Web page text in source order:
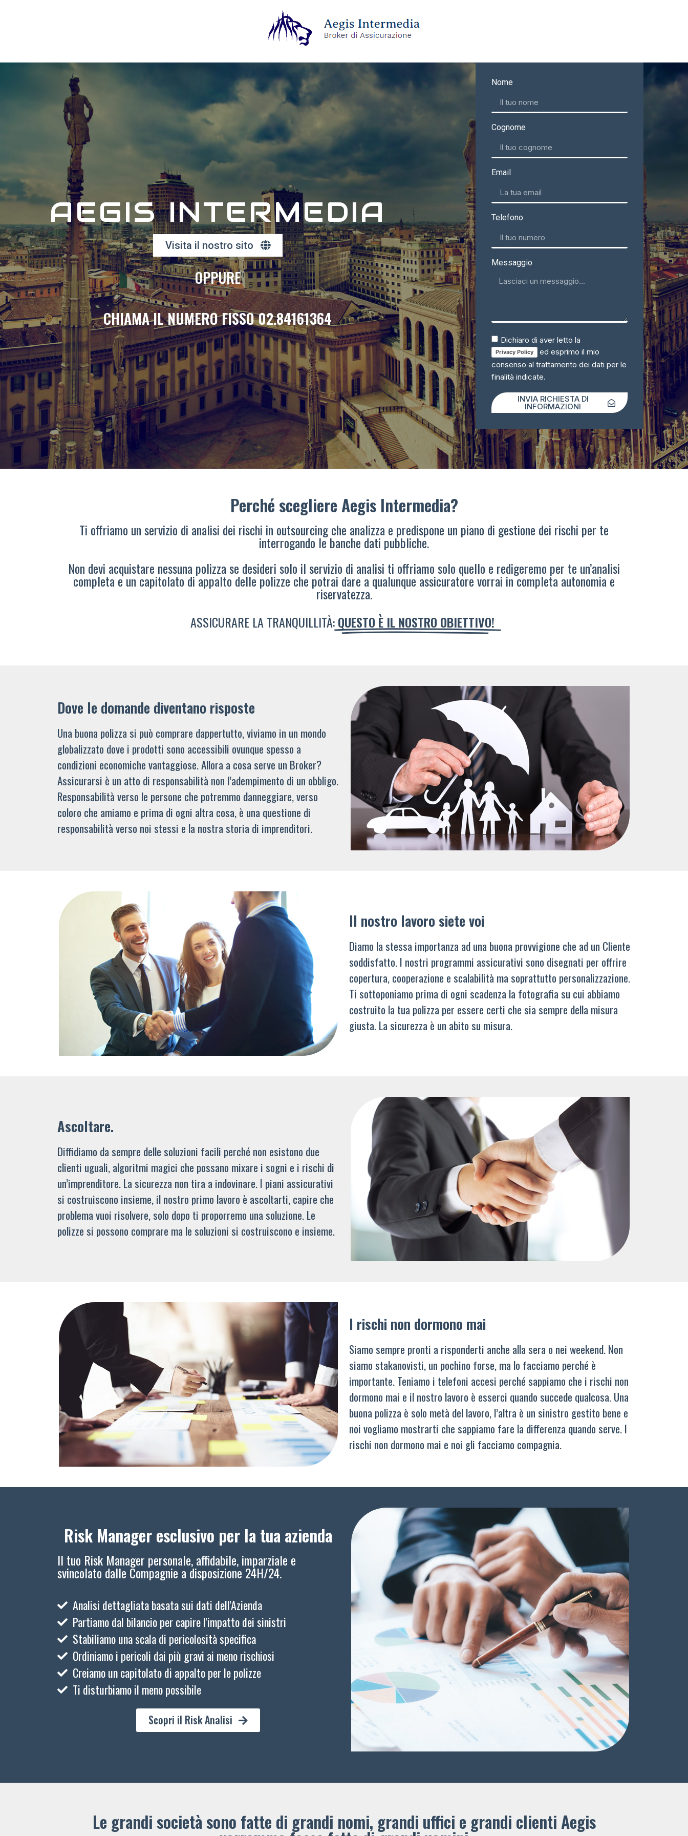
AEGIS INTERMEDIA
Visita il nostro sito
OPPURE
CHIAMA IL NUMERO FISSO 02.84161364
Nome
Cognome
Email
Telefono
Messaggio
Dichiaro di aver letto la
Privacy Policy
ed esprimo il mio
consenso al trattamento dei dati per le
finalità indicate.
INVIA RICHIESTA DI
INFORMAZIONI
Perché scegliere Aegis Intermedia?
Ti offriamo un servizio di analisi dei rischi in outsourcing che analizza e predispone un piano di gestione dei rischi per te
interrogando le banche dati pubbliche.
Non devi acquistare nessuna polizza se desideri solo il servizio di analisi ti offriamo solo quello e redigeremo per te un’analisi
completa e un capitolato di appalto delle polizze che potrai dare a qualunque assicuratore vorrai in completa autonomia e
riservatezza.
ASSICURARE LA TRANQUILLITÀ:QUESTO È IL NOSTRO OBIETTIVO!
Dove le domande diventano risposte
Una buona polizza si può comprare dappertutto, viviamo in un mondo
globalizzato dove i prodotti sono accessibili ovunque spesso a
condizioni economiche vantaggiose. Allora a cosa serve un Broker?
Assicurarsi è un atto di responsabilità non l’adempimento di un obbligo.
Responsabilità verso le persone che potremmo danneggiare, verso
coloro che amiamo e prima di ogni altra cosa, è una questione di
responsabilità verso noi stessi e la nostra storia di imprenditori.
Il nostro lavoro siete voi
Diamo la stessa importanza ad una buona provvigione che ad un Cliente
soddisfatto. I nostri programmi assicurativi sono disegnati per offrire
copertura, cooperazione e scalabilità ma soprattutto personalizzazione.
Ti sottoponiamo prima di ogni scadenza la fotografia su cui abbiamo
costruito la tua polizza per essere certi che sia sempre della misura
giusta. La sicurezza è un abito su misura.
Ascoltare.
Diffidiamo da sempre delle soluzioni facili perché non esistono due
clienti uguali, algoritmi magici che possano mixare i sogni e i rischi di
un’imprenditore. La sicurezza non tira a indovinare. I piani assicurativi
si costruiscono insieme, il nostro primo lavoro è ascoltarti, capire che
problema vuoi risolvere, solo dopo ti proporremo una soluzione. Le
polizze si possono comprare ma le soluzioni si costruiscono e insieme.
I rischi non dormono mai
Siamo sempre pronti a risponderti anche alla sera o nei weekend. Non
siamo stakanovisti, un pochino forse, ma lo facciamo perché è
importante. Teniamo i telefoni accesi perché sappiamo che i rischi non
dormono mai e il nostro lavoro è esserci quando succede qualcosa. Una
buona polizza è solo metà del lavoro, l’altra è un sinistro gestito bene e
noi vogliamo mostrarti che sappiamo fare la differenza quando serve. I
rischi non dormono mai e noi gli facciamo compagnia.
Risk Manager esclusivo per la tua azienda
Il tuo Risk Manager personale, affidabile, imparziale e
svincolato dalle Compagnie a disposizione 24H/24.
Analisi dettagliata basata sui dati dell'Azienda
Partiamo dal bilancio per capire l'impatto dei sinistri
Stabiliamo una scala di pericolosità specifica
Ordiniamo i pericoli dai più gravi ai meno rischiosi
Creiamo un capitolato di appalto per le polizze
Ti disturbiamo il meno possibile
Scopri il Risk Analisi
Le grandi società sono fatte di grandi nomi, grandi uffici e grandi clienti ​Aegis